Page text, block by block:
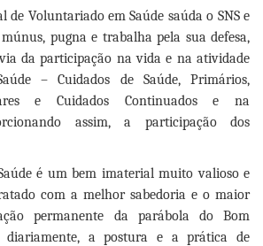
de Voluntariado em Saúde saúda o SNS e
pugna e trabalha pela sua defesa,
da participação na vida e na atividade
– Cuidados de Saúde, Primários,
e Cuidados Continuados e na
assim, a participação dos
é um bem imaterial muito valioso e
com a melhor sabedoria e o maior
permanente da parábola do Bom
diariamente, a postura e a prática de